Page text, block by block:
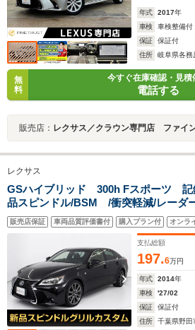
年式 2017年
車検
車検整備付
保証
保証付
住所
岐阜県各務
無
料
今すぐ在庫確認・見積
電話する
販売店： レクサス／クラウン専門店 ファイ
レクサス
GSハイブリッド 300h Fスポーツ 記
品スピンドル/BSM /衝突軽減/レーダ
トランク/19インチAW/本革/オートハイ
スソナー/LEDヘッドライト/シートヒ
販売店保証 車両品質評価書付 購入プラン付 オンラ
支払総額
197.6万円
年式 2014年
車検
'27/02
保証
保証付
住所
千葉県野田